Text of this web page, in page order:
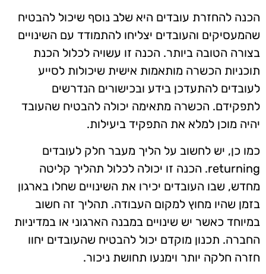
הכנה להחזרת עובדים היא שלב נוסף שיכול להבטיח
שהמעסיקים והעובדים יצליחו להתמודד עם השינויים
בצורה הטובה ביותר. הכנה זו עשויה לכלול הכנת
תוכניות הכשרה מותאמות אישית שיכולות לסייע
לעובדים להתעדכן בידע ובכישורים הנדרשים
לתפקידם. הכשרה מתאימה יכולה להבטיח שהעובד
יהיה מוכן למלא את התפקיד ביעילות.
כמו כן, יש לחשוב על הליך מעבר חלק לעובדים
returning. הכנה זו יכולה לכלול תהליך קליטה
מחדש, שבו העובדים יכירו את השינויים שחלו בארגון
בזמן שהיו מחוץ למקום העבודה. תהליך זה חשוב
במיוחד כאשר יש שינויים במבנה הארגוני או במדיניות
החברה. תכנון מוקדם יכול להבטיח שהעובדים יחוו
חזרה חלקה יותר וימנעו תחושת ניכור.